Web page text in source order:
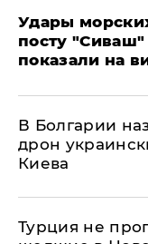
Удары
посту
показали на
В Болгарии
дрон
Киева
Турция не